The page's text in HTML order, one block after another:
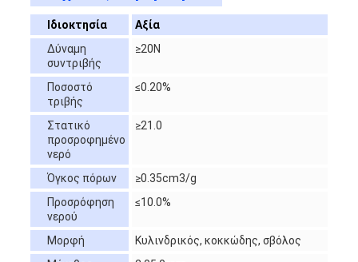
Ιδιοκτησία
Αξία
Δύναμη
συντριβής
≥20N
Ποσοστό
τριβής
≤0.20%
Στατικό
προσροφημένο
νερό
≥21.0
Όγκος πόρων
≥0.35cm3/g
Προσρόφηση
νερού
≤10.0%
Μορφή
Κυλινδρικός, κοκκώδης, σβόλος